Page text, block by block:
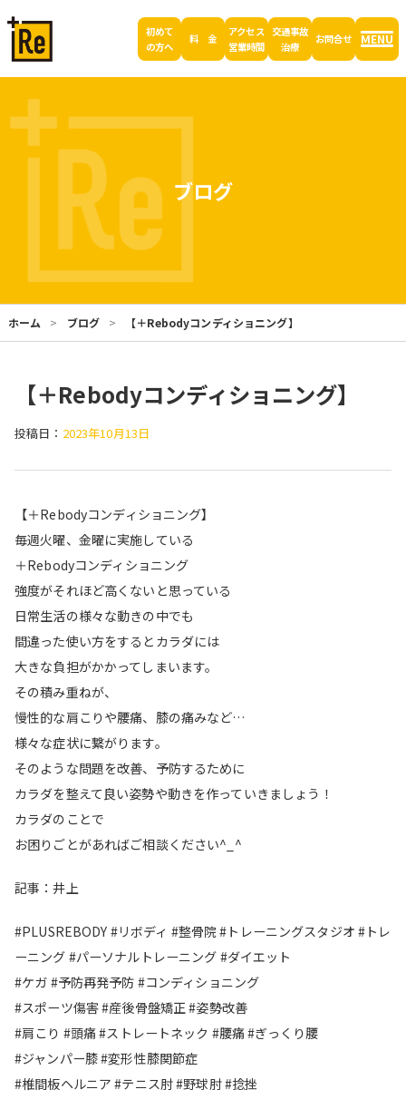
初めて
の方へ
料 金
アクセス
営業時間
交通事故
治療
お問合せ MENU
ブログ
ホーム ブログ 【＋Rebodyコンディショニング】
【＋Rebodyコンディショニング】
投稿日： 2023年10月13日
【＋Rebodyコンディショニング】
毎週火曜、金曜に実施している
＋Rebodyコンディショニング
強度がそれほど高くないと思っている
日常生活の様々な動きの中でも
間違った使い方をするとカラダには
大きな負担がかかってしまいます。
その積み重ねが、
慢性的な肩こりや腰痛、膝の痛みなど…
様々な症状に繋がります。
そのような問題を改善、予防するために
カラダを整えて良い姿勢や動きを作っていきましょう！
カラダのことで
お困りごとがあればご相談ください^_^
記事：井上
#PLUSREBODY #リボディ #整骨院 #トレーニングスタジオ #トレ
ーニング #パーソナルトレーニング #ダイエット
#ケガ #予防再発予防 #コンディショニング
#スポーツ傷害 #産後骨盤矯正 #姿勢改善
#肩こり #頭痛 #ストレートネック #腰痛 #ぎっくり腰
#ジャンパー膝 #変形性膝関節症
#椎間板ヘルニア #テニス肘 #野球肘 #捻挫